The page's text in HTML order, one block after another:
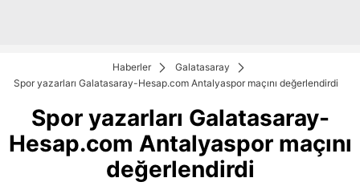
Haberler
Galatasaray
Spor yazarları Galatasaray-Hesap.com Antalyaspor maçını değerlendirdi
Spor yazarları Galatasaray-
Hesap.com Antalyaspor maçını
değerlendirdi